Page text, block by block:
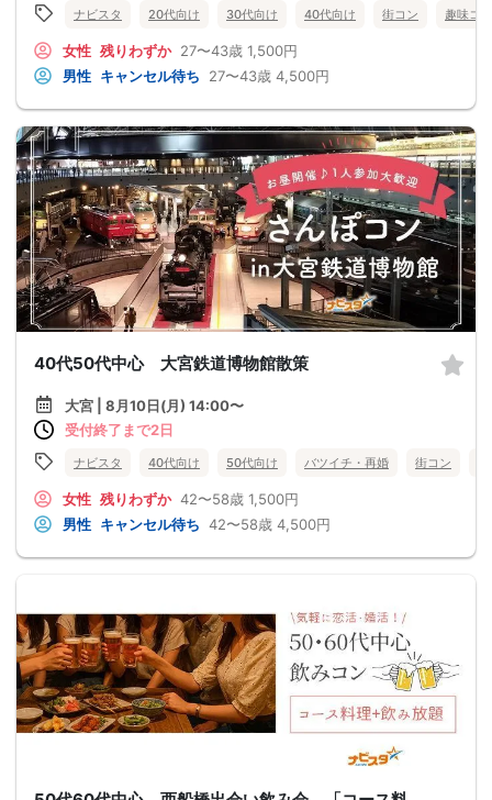
ナビスタ 20代向け 30代向け 40代向け 街コン 趣味コン
女性 残りわずか 27〜43歳 1,500円
男性 キャンセル待ち 27〜43歳 4,500円
40代50代中心 大宮鉄道博物館散策
大宮 | 8月10日(月) 14:00〜
受付終了まで2日
ナビスタ 40代向け 50代向け バツイチ・再婚 街コン
女性 残りわずか 42〜58歳 1,500円
男性 キャンセル待ち 42〜58歳 4,500円